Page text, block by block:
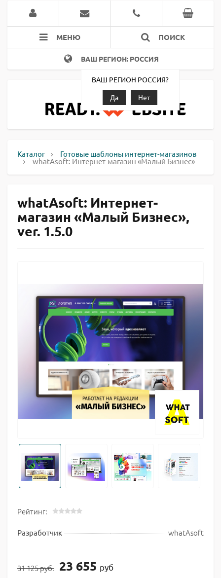
МЕНЮ ПОИСК
ВАШ РЕГИОН: РОССИЯ
ВАШ РЕГИОН РОССИЯ?
Да
Нет
Каталог Готовые шаблоны интернет-магазинов
whatAsoft: Интернет-магазин «Малый Бизнес»
whatAsoft: Интернет-
магазин «Малый Бизнес»,
ver. 1.5.0
Рейтинг:
Разработчик whatAsoft
31 125 руб. 23 655 руб